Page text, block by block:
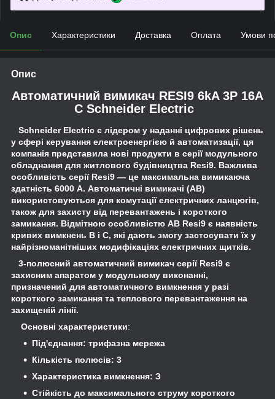
Опис Характеристики Доставка Оплата Умови
Опис
Автоматичний вимикач RESI9 6kA 3P 16A
C Schneider Electric
Schneider Electric є лідером у наданні цифрових рішень
у сфері керування електроенергією й автоматизації, ця
компанія представила нові продукти в серії модульного
обладнання для житлового будівництва Resi9. Важлива
особливість серії Resi9 — це максимальна вимикаюча
здатність 6000 А. Автоматичні вимикачі (АВ)
використовуються для комутації електричних ланцюгів,
також для захисту від перевантажень і короткого
замикання. Відмітною особливістю АВ Resi9 є наявність
кривих вимкнень B і C, які дають змогу застосувати їх у
найрізноманітніших модифікаціях електричних щитків.
3-полюсний автоматичний вимикач серії Resi9 є
захисним апаратом у модульному виконанні,
призначений для автоматичного вимкнення у разі
короткого замикання та теплового перевантаження на
захищеній лінії.
Основні характеристики:
Під'єднання: трифазна мережа
Кількість полюсів: 3
Характеристика вимкнення: З
Стійкість до максимального струму короткого